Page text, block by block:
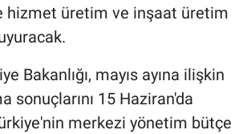
hizmet üretim ve inşaat üretim
Bakanlığı, mayıs ayına ilişkin
sonuçlarını 15 Haziran'da
merkezi yönetim bütçe